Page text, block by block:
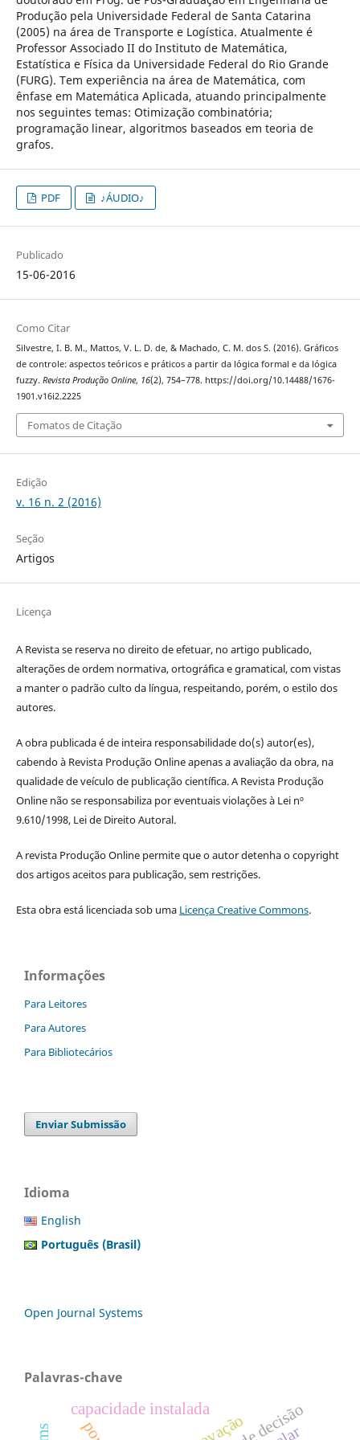
Produção pela Universidade Federal de Santa Catarina
(2005) na área de Transporte e Logística. Atualmente é
Professor Associado II do Instituto de Matemática,
Estatística e Física da Universidade Federal do Rio Grande
(FURG). Tem experiência na área de Matemática, com
ênfase em Matemática Aplicada, atuando principalmente
nos seguintes temas: Otimização combinatória;
programação linear, algoritmos baseados em teoria de
grafos.
PDF ♪ÁUDIO♪
Publicado
15-06-2016
Como Citar
Silvestre, I. B. M., Mattos, V. L. D. de, & Machado, C. M. dos S. (2016). Gráficos
de controle: aspectos teóricos e práticos a partir da lógica formal e da lógica
fuzzy. Revista Produção Online, 16(2), 754–778. https://doi.org/10.14488/1676-
1901.v16i2.2225
Fomatos de Citação
Edição
v. 16 n. 2 (2016)
Seção
Artigos
Licença
A Revista se reserva no direito de efetuar, no artigo publicado,
alterações de ordem normativa, ortográfica e gramatical, com vistas
a manter o padrão culto da língua, respeitando, porém, o estilo dos
autores.
A obra publicada é de inteira responsabilidade do(s) autor(es),
cabendo à Revista Produção Online apenas a avaliação da obra, na
qualidade de veículo de publicação científica. A Revista Produção
Online não se responsabiliza por eventuais violações à Lei nº
9.610/1998, Lei de Direito Autoral.
A revista Produção Online permite que o autor detenha o copyright
dos artigos aceitos para publicação, sem restrições.
Esta obra está licenciada sob uma Licença Creative Commons.
Informações
Para Leitores
Para Autores
Para Bibliotecários
Enviar Submissão
Idioma
English
Português (Brasil)
Open Journal Systems
Palavras-chave
capacidade instalada